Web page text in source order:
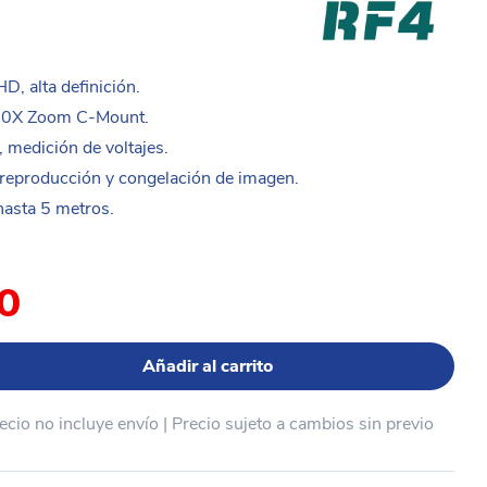
alta definición.
Zoom C-Mount.
de voltajes.
y congelación de imagen.
5 metros.
Añadir al carrito
no incluye envío | Precio sujeto a cambios sin previo